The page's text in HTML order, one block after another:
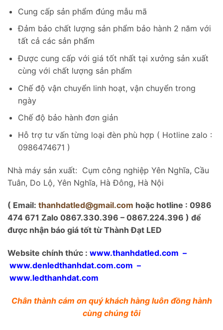
Cung cấp sản phẩm đúng mẫu mã
Đảm bảo chất lượng sản phẩm bảo hành 2 năm với
tất cả các sản phẩm
Được cung cấp với giá tốt nhất tại xưởng sản xuất
cùng với chất lượng sản phẩm
Chế độ vận chuyển linh hoạt, vận chuyển trong
ngày
Chế độ bảo hành đơn giản
Hỗ trợ tư vấn từng loại đèn phù hợp ( Hotline zalo :
0986474671 )
Nhà máy sản xuất: Cụm công nghiệp Yên Nghĩa, Cầu
Tuân, Do Lộ, Yên Nghĩa, Hà Đông, Hà Nội
( Email: thanhdatled@gmail.com hoặc hotline : 0986
474 671 Zalo 0867.330.396 – 0867.224.396 ) để
được nhận báo giá tốt từ Thành Đạt LED
Website chính thức : www.thanhdatled.com –
www.denledthanhdat.com.com –
www.ledthanhdat.com
Chân thành cám ơn quý khách hàng luôn đồng hành
cùng chúng tôi